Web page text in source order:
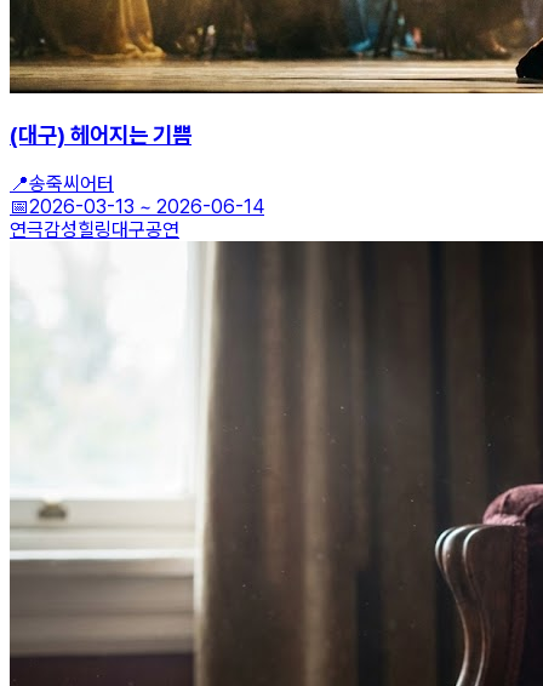
(대구) 헤어지는 기쁨
📍송죽씨어터
📅2026-03-13 ~ 2026-06-14
연극감성힐링대구공연